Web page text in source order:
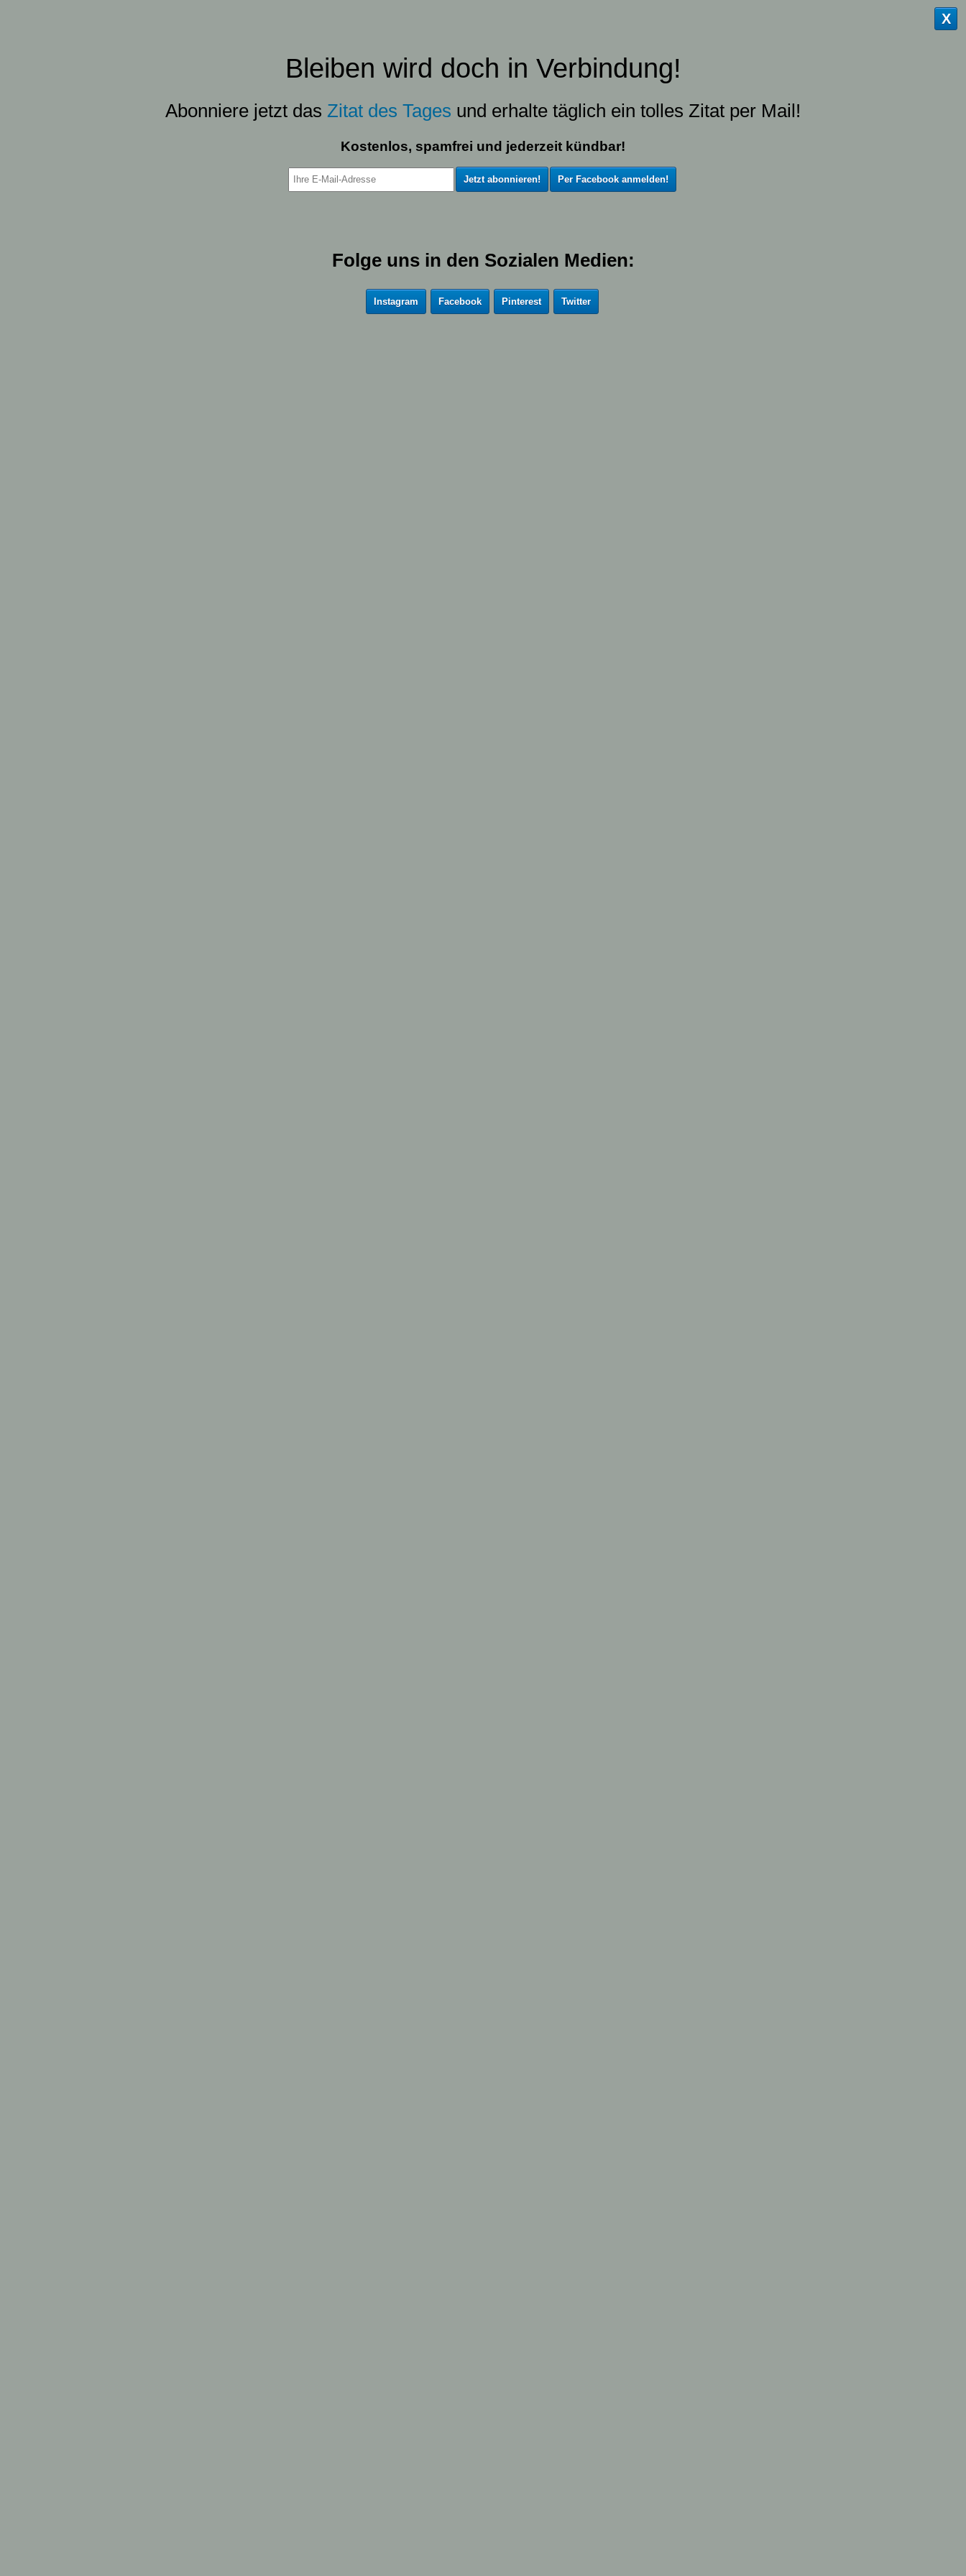
Bleiben wird doch in Verbindung!
Abonniere jetzt das Zitat des Tages und erhalte täglich ein tolles Zitat per Mail!
Kostenlos, spamfrei und jederzeit kündbar!
Per Facebook anmelden!
Folge uns in den Sozialen Medien:
Instagram Facebook Pinterest Twitter
X